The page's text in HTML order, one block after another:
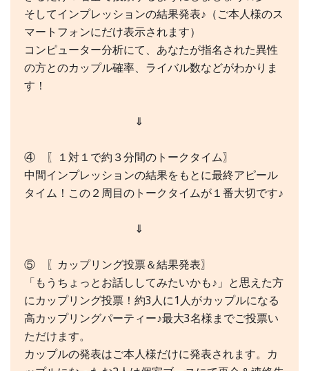
そしてインプレッションの結果発表♪（ご本人様のス
マートフォンにだけ表示されます）
コンピューター分析にて、あなたが指名された異性
の方とのカップル確率、ライバル数などがわかりま
す！
⇓
④ 〖１対１で約３分間のトークタイム〗
中間インプレッションの結果をもとに最終アピール
タイム！この２周目のトークタイムが１番大切です♪
⇓
⑤ 〖カップリング投票＆結果発表〗
「もうちょっとお話ししてみたいかも♪」と思えた方
にカップリング投票！約3人に1人がカップルになる
高カップリングパーティー♪最大3名様までご投票い
ただけます。
カップルの発表はご本人様だけに発表されます。カ